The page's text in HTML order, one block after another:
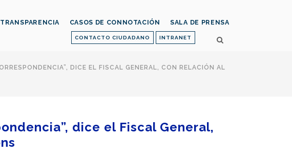
CONTACTO CIUDADANO INTRANET
TRANSPARENCIA CASOS DE CONNOTACIÓN SALA DE PRENSA
DICE EL FISCAL GENERAL, CON RELACIÓN AL
dice el Fiscal General,